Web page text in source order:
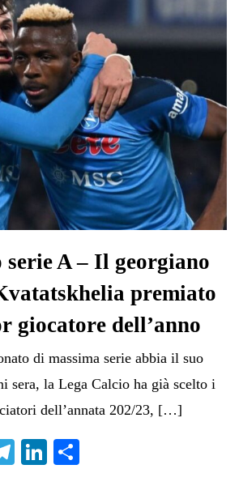
A – Il georgiano
premiato
giocatore dell’anno
di massima serie abbia il suo
sera, la Lega Calcio ha già scelto i
dell’annata 202/23, […]
Te
Li